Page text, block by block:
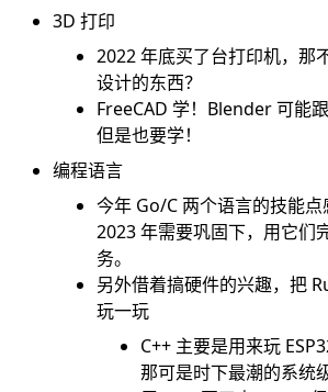
3D 打印
2022 年底买了台打印机，那
设计的东西？
FreeCAD 学！Blender 可能
但是也要学！
编程语言
今年 Go/C 两个语言的技能点
2023 年需要巩固下，用它们
务。
另外借着搞硬件的兴趣，把
玩一玩
C++ 主要是用来玩
那可是时下最潮的系统